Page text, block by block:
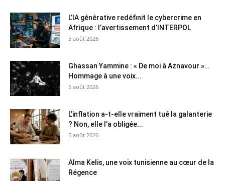
L’IA générative redéfinit le cybercrime en
Afrique : l’avertissement d’INTERPOL
5 août 2026
Ghassan Yammine : « De moi à Aznavour »…
Hommage à une voix...
5 août 2026
L’inflation a-t-elle vraiment tué la galanterie
? Non, elle l’a obligée...
5 août 2026
Alma Kelis, une voix tunisienne au cœur de la
Régence